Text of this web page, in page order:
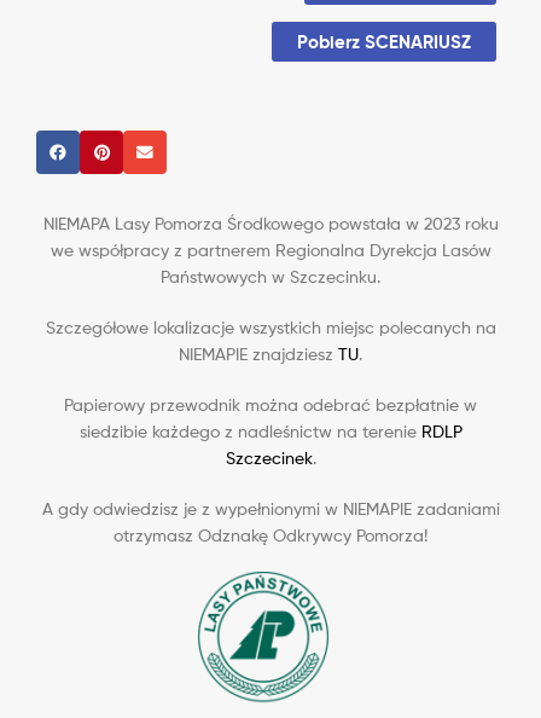
Pobierz SCENARIUSZ
NIEMAPA Lasy Pomorza Środkowego powstała w 2023 roku
we współpracy z partnerem Regionalna Dyrekcja Lasów
Państwowych w Szczecinku.
Szczegółowe lokalizacje wszystkich miejsc polecanych na
NIEMAPIE znajdziesz TU.
Papierowy przewodnik można odebrać bezpłatnie w
siedzibie każdego z nadleśnictw na terenie RDLP
Szczecinek.
A gdy odwiedzisz je z wypełnionymi w NIEMAPIE zadaniami
otrzymasz Odznakę Odkrywcy Pomorza!